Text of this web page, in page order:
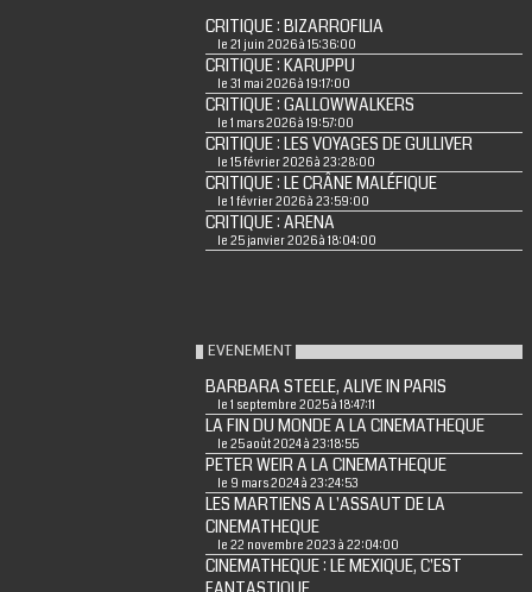
CRITIQUE : BIZARROFILIA
le 21 juin 2026 à 15:36:00
CRITIQUE : KARUPPU
le 31 mai 2026 à 19:17:00
CRITIQUE : GALLOWWALKERS
le 1 mars 2026 à 19:57:00
CRITIQUE : LES VOYAGES DE GULLIVER
le 15 février 2026 à 23:28:00
CRITIQUE : LE CRÂNE MALÉFIQUE
le 1 février 2026 à 23:59:00
CRITIQUE : ARENA
le 25 janvier 2026 à 18:04:00
EVENEMENT
BARBARA STEELE, ALIVE IN PARIS
le 1 septembre 2025 à 18:47:11
LA FIN DU MONDE A LA CINEMATHEQUE
le 25 août 2024 à 23:18:55
PETER WEIR A LA CINEMATHEQUE
le 9 mars 2024 à 23:24:53
LES MARTIENS A L'ASSAUT DE LA
CINEMATHEQUE
le 22 novembre 2023 à 22:04:00
CINEMATHEQUE : LE MEXIQUE, C'EST